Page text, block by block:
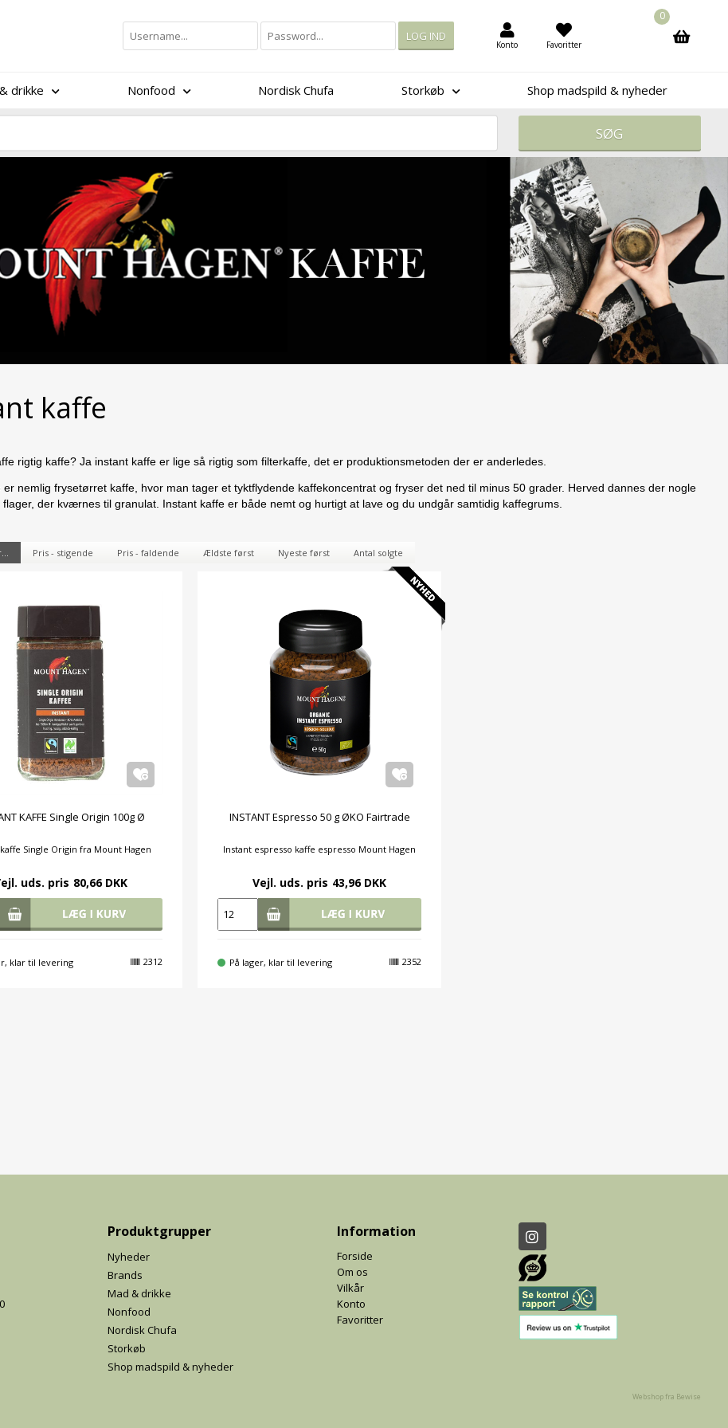
0
Favoritter
Konto
drikke Nonfood Nordisk Chufa Storkøb Shop madspild & nyheder
kaffe
rigtig kaffe? Ja instant kaffe er lige så rigtig som filterkaffe, det er produktionsmetoden der er anderledes.
er nemlig frysetørret kaffe, hvor man tager et tyktflydende kaffekoncentrat og fryser det ned til minus 50 grader. Herved dannes der nogle
flager, der kværnes til granulat. Instant kaffe er både nemt og hurtigt at lave og du undgår samtidig kaffegrums.
Pris - stigende Pris - faldende Ældste først Nyeste først Antal solgte
KAFFE Single Origin 100g Ø
Single Origin fra Mount Hagen
uds. pris 80,66 DKK
2312
klar til levering
INSTANT Espresso 50 g ØKO Fairtrade
Instant espresso kaffe espresso Mount Hagen
Vejl. uds. pris 43,96 DKK
2352
På lager, klar til levering
Produktgrupper
Nyheder
Brands
Mad & drikke
Nonfood
Nordisk Chufa
Storkøb
Shop madspild & nyheder
Information
Forside
Om os
Vilkår
Konto
Favoritter
Webshop fra Bewise